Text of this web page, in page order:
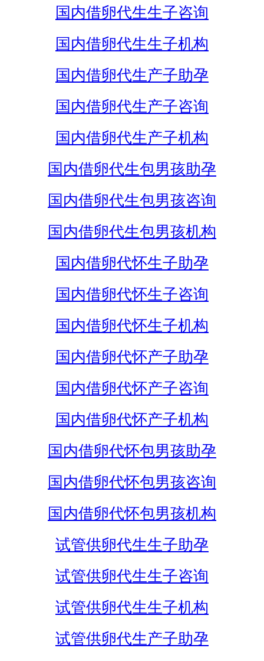
国内借卵代生生子咨询
国内借卵代生生子机构
国内借卵代生产子助孕
国内借卵代生产子咨询
国内借卵代生产子机构
国内借卵代生包男孩助孕
国内借卵代生包男孩咨询
国内借卵代生包男孩机构
国内借卵代怀生子助孕
国内借卵代怀生子咨询
国内借卵代怀生子机构
国内借卵代怀产子助孕
国内借卵代怀产子咨询
国内借卵代怀产子机构
国内借卵代怀包男孩助孕
国内借卵代怀包男孩咨询
国内借卵代怀包男孩机构
试管供卵代生生子助孕
试管供卵代生生子咨询
试管供卵代生生子机构
试管供卵代生产子助孕